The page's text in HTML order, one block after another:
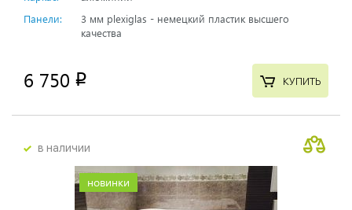
Панели:
3 мм plexiglas - немецкий пластик высшего
качества
6 750 p КУПИТЬ
в наличии
новинки